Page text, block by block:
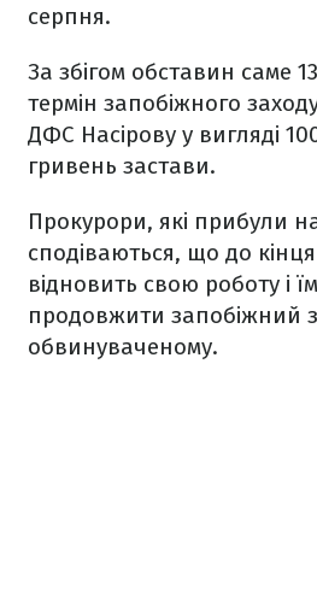
серпня.
За збігом обставин саме
термін запобіжного
ДФС Насірову у вигляді
гривень застави.
Прокурори, які прибули
сподіваються, що до
відновить свою роботу і
продовжити запобіжний
обвинуваченому.